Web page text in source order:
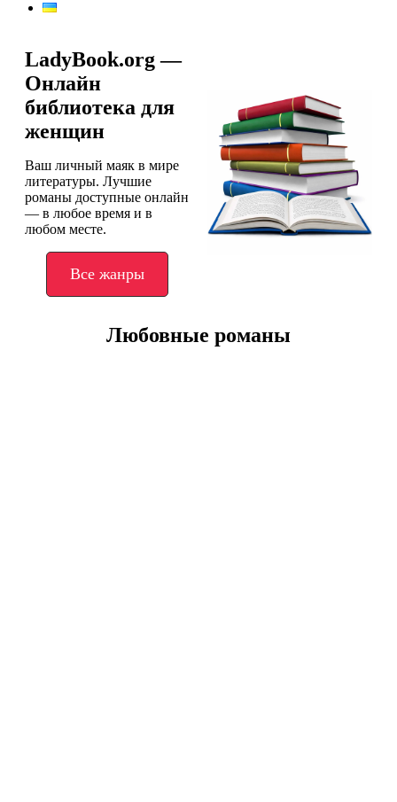
LadyBook.org —
Онлайн
библиотека для
женщин
Ваш личный маяк в мире
литературы. Лучшие
романы доступные онлайн
— в любое время и в
любом месте.
Все жанры
Любовные романы